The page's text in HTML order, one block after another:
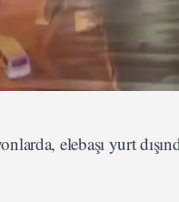
elebaşı yurt